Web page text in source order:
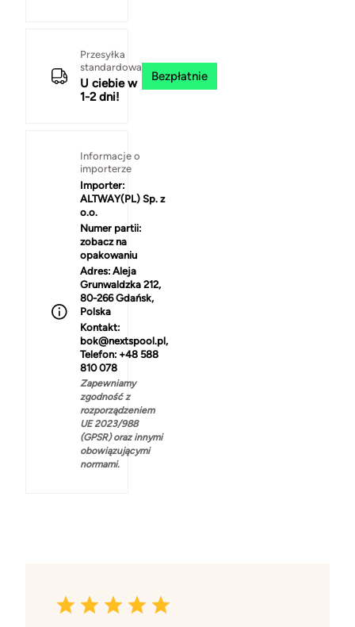
Przesyłka
standardowa
U ciebie w
1-2 dni!
Bezpłatnie
Informacje o
importerze
Importer:
ALTWAY(PL) Sp. z
o.o.
Numer partii:
zobacz na
opakowaniu
Adres: Aleja
Grunwaldzka 212,
80-266 Gdańsk,
Polska
Kontakt:
bok@nextspool.pl,
Telefon: +48 588
810 078
Zapewniamy
zgodność z
rozporządzeniem
UE 2023/988
(GPSR) oraz innymi
obowiązującymi
normami.